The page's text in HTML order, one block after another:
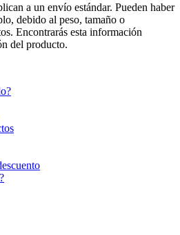
a un envío estándar. Pueden haber
debido al peso, tamaño o
Encontrarás esta información
del producto.